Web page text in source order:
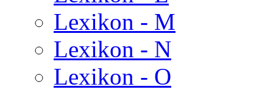
Lexikon - M
Lexikon - N
Lexikon - O